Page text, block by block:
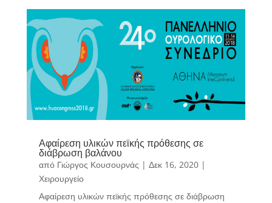
Αφαίρεση υλικών πεϊκής πρόθεσης σε
διάβρωση βαλάνου
από Γιώργος Κουσουρνάς | Δεκ 16, 2020|
Χειρουργείο
Αφαίρεση υλικών πεϊκής πρόθεσης σε διάβρωση